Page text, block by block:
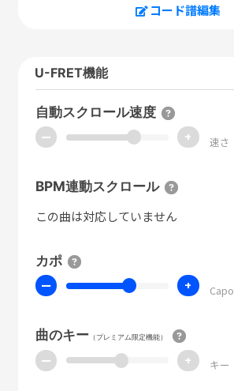
コード譜編集
U-FRET機能
自動スクロール速度
ー + 速さ
BPM連動スクロール
この曲は対応していません
カポ
ー + Capo
曲のキー（プレミアム限定機能）
ー + キー